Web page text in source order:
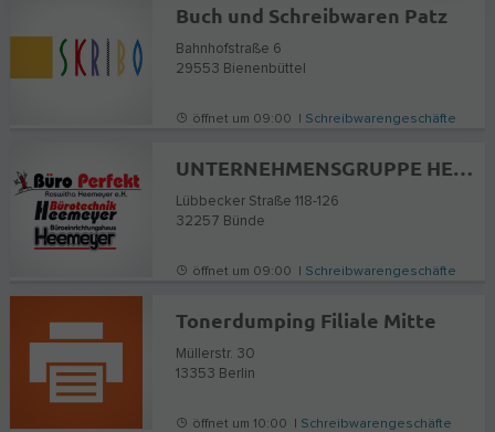
Buch und Schreibwaren Patz
Bahnhofstraße 6
29553 Bienenbüttel
öffnet um 09:00 | Schreibwarengeschäfte
UNTERNEHMENSGRUPPE HEEMEYER. Bürobedarf, Bürotechnik, Büromöbel
Lübbecker Straße 118-126
32257 Bünde
öffnet um 09:00 | Schreibwarengeschäfte
Tonerdumping Filiale Mitte
Müllerstr. 30
13353 Berlin
öffnet um 10:00 | Schreibwarengeschäfte